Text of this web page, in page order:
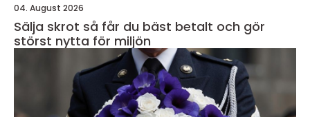
04. August 2026
Sälja skrot så får du bäst betalt och gör
störst nytta för miljön